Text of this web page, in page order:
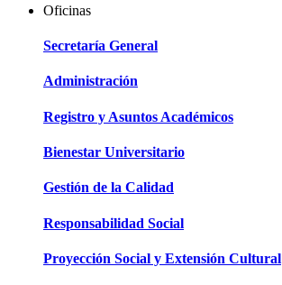
Oficinas
Secretaría General
Administración
Registro y Asuntos Académicos
Bienestar Universitario
Gestión de la Calidad
Responsabilidad Social
Proyección Social y Extensión Cultural